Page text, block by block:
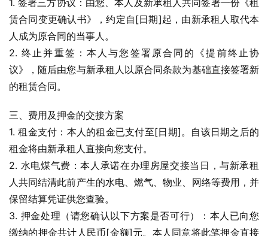
1. 签署三方协议：由您、本人及新承租人共同签署一份《租
赁合同变更确认书》，约定自[日期]起，由新承租人取代本
人成为原合同的当事人。
2. 终止并重签：本人与您签署原合同的《提前终止协
议》，随后由您与新承租人以原合同条款为基础直接签署新
的租赁合同。
三、费用及押金的交接方案
1. 租金支付：本人的租金已支付至[日期]。自该日期之后的
租金将由新承租人直接向您支付。
2. 水电煤气费：本人承诺在办理房屋交接当日，与新承租
人共同结清此前产生的水电、燃气、物业、网络等费用，并
保留结算凭证供您查验。
3. 押金处理（请您确认以下方案是否可行）：本人已向您
缴纳的押金共计人民币[金额]元。本人同意将此笔押金直接